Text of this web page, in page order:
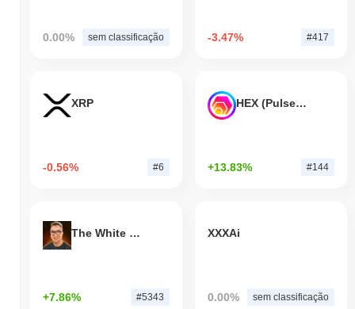
0.00% sem classificação -3.47% #417
XRP
-0.56% #6
HEX (Pulsechain)
+13.83% #144
The White Bull
+7.86% #5343
XXXAi
0.00% sem classificação